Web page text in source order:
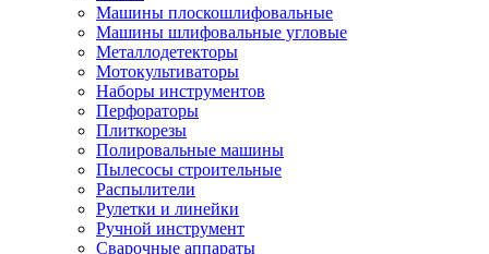
Машины плоскошлифовальные
Машины шлифовальные угловые
Металлодетекторы
Мотокультиваторы
Наборы инструментов
Перфораторы
Плиткорезы
Полировальные машины
Пылесосы строительные
Распылители
Рулетки и линейки
Ручной инструмент
Сварочные аппараты